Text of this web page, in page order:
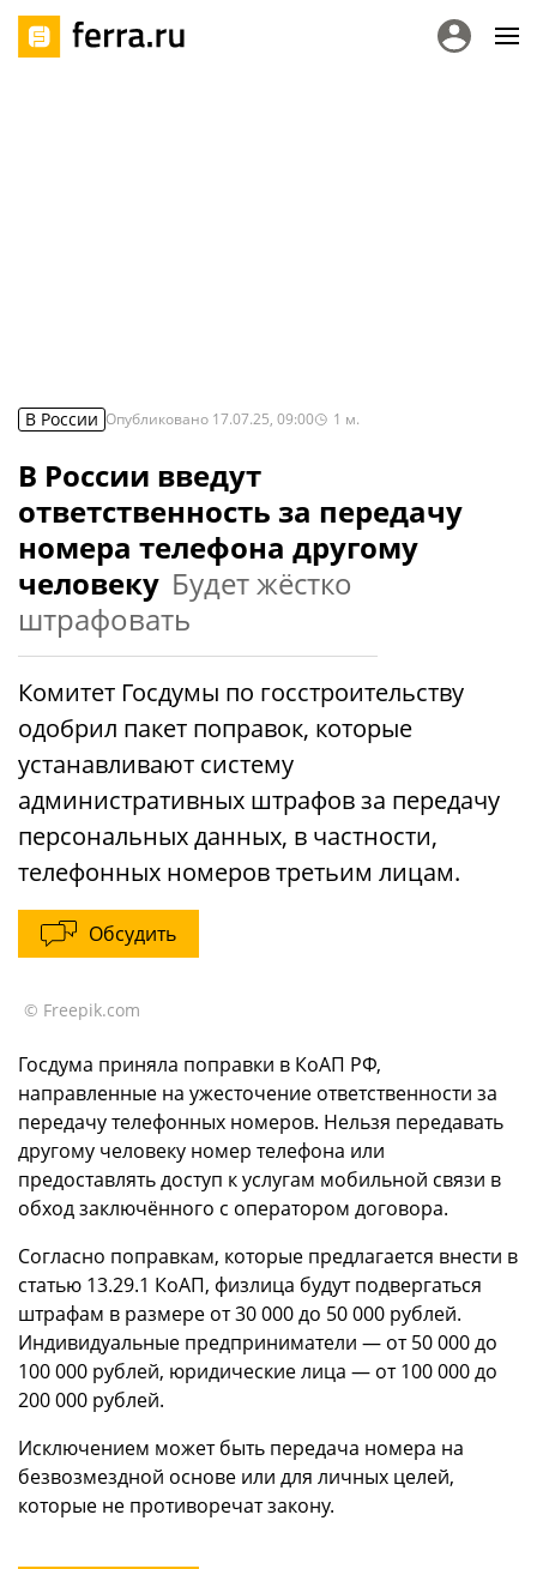
В России Опубликовано 17.07.25, 09:00 1 м.
В России введут
ответственность за передачу
номера телефона другому
человеку Будет жёстко
штрафовать
Комитет Госдумы по госстроительству
одобрил пакет поправок, которые
устанавливают систему
административных штрафов за передачу
персональных данных, в частности,
телефонных номеров третьим лицам.
Обсудить
© Freepik.com
Госдума приняла поправки в КоАП РФ,
направленные на ужесточение ответственности за
передачу телефонных номеров. Нельзя передавать
другому человеку номер телефона или
предоставлять доступ к услугам мобильной связи в
обход заключённого с оператором договора.
Согласно поправкам, которые предлагается внести в
статью 13.29.1 КоАП, физлица будут подвергаться
штрафам в размере от 30 000 до 50 000 рублей.
Индивидуальные предприниматели — от 50 000 до
100 000 рублей, юридические лица — от 100 000 до
200 000 рублей.
Исключением может быть передача номера на
безвозмездной основе или для личных целей,
которые не противоречат закону.